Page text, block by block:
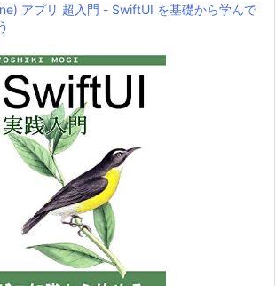
アプリ 超入門 - SwiftUI を基礎から学んで